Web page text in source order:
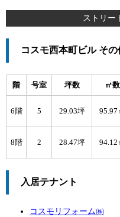
ストリー
コスモ西本町ビル そ
階 号室 坪数 ㎡数
6階 5 29.03坪 95.97
8階 2 28.47坪 94.12
入居テナント
コスモリフォーム㈱